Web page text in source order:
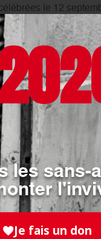
le 12
de Malte, ainsi que
par l’évêque
canonisé.
les sans-
Je fais un don